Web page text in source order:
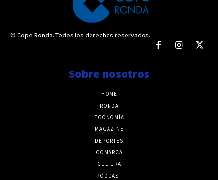
© Cope Ronda. Todos los derechos reservados.
Sobre nosotros
HOME
RONDA
ECONOMÍA
MAGAZINE
DEPORTES
COMARCA
CULTURA
PODCAST